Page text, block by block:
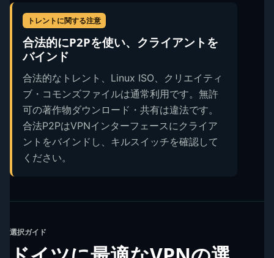
トレントに関する注意
合法的にP2Pを使い、クライアントを
バインド
合法的なトレント、Linux ISO、クリエイティ
ブ・コモンズファイルは通常利用です。無許
可の著作物ダウンロード・共有は違法です。
合法P2PはVPNインターフェースにクライア
ントをバインドし、キルスイッチを確認して
ください。
選択ガイド